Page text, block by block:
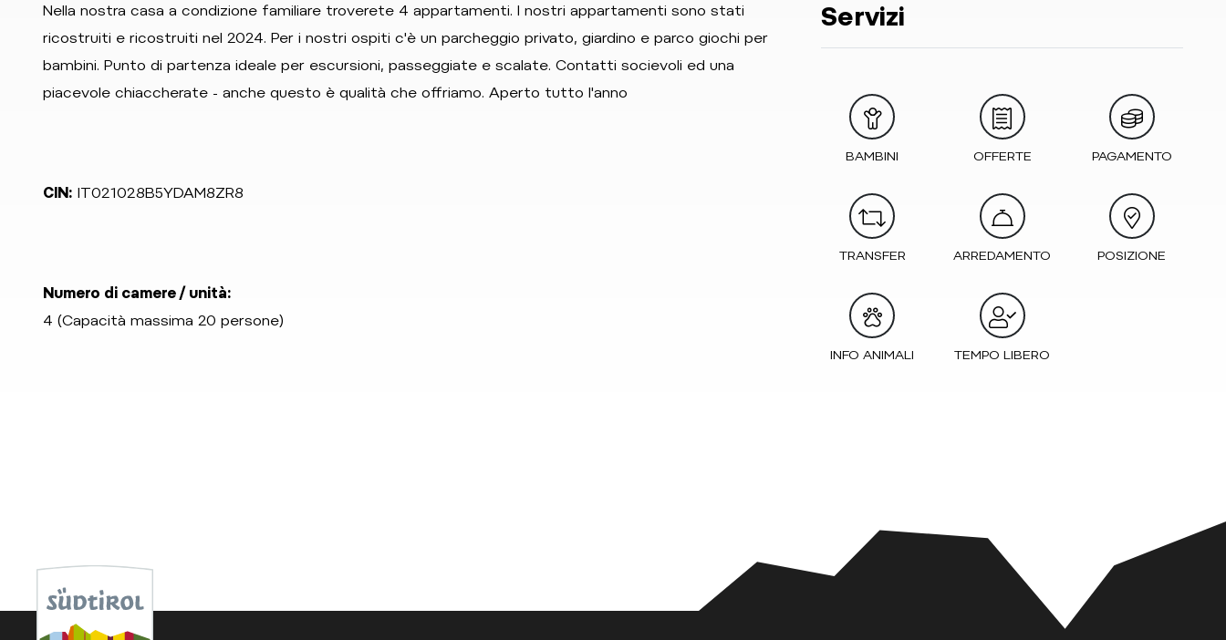
Nella nostra casa a condizione familiare troverete 4 appartamenti. I nostri appartamenti sono stati
ricostruiti e ricostruiti nel 2024. Per i nostri ospiti c'è un parcheggio privato, giardino e parco giochi per
bambini. Punto di partenza ideale per escursioni, passeggiate e scalate. Contatti socievoli ed una
piacevole chiaccherate - anche questo è qualità che offriamo. Aperto tutto l'anno
CIN: IT021028B5YDAM8ZR8
Numero di camere / unità:
4 (Capacità massima 20 persone)
Servizi
BAMBINI OFFERTE PAGAMENTO
TRANSFER ARREDAMENTO POSIZIONE
INFO ANIMALI TEMPO LIBERO